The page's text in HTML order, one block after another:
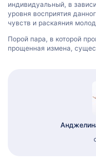
индивидуальный, в
уровня восприятия
чувств и раскаяния
Порой пара, в которой
прощенная измена,